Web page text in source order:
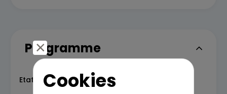
Programme
Etat des lieux de l'existant
Cookies